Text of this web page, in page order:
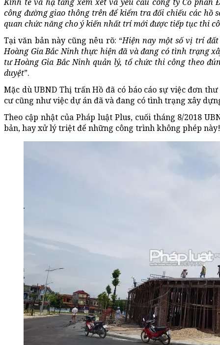
công đường giao thông trên để kiểm tra đối chiếu các hồ
quan chức năng cho ý kiến nhất trí mới được tiếp tục thi
Tại văn bản này cũng nêu rõ: “Hiện nay một số vị trí
Hoàng Gia Bắc Ninh thực hiện đã và đang có tình trạng
tư Hoàng Gia Bắc Ninh quản lý, tổ chức thi công theo
duyệt”.
Mặc dù UBND Thị trấn Hồ đã có báo cáo sự việc đơn
cư cũng như việc dự án đã và đang có tình trạng xây
Theo cập nhật của Pháp luật Plus, cuối tháng 8/2018
bản, hay xử lý triệt để những công trình không phép này!